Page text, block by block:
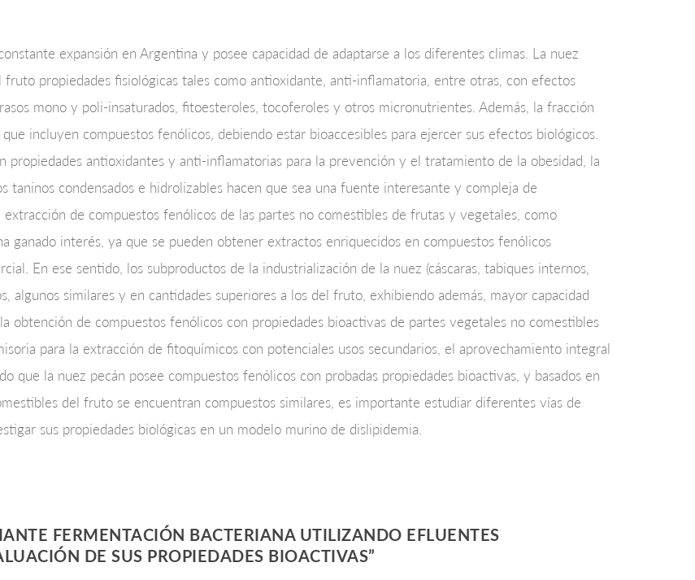
expansión en Argentina y posee capacidad de adaptarse a los diferentes climas. La nuez
propiedades fisiológicas tales como antioxidante, anti-inflamatoria, entre otras, con efectos
mono y poli-insaturados, fitoesteroles, tocoferoles y otros micronutrientes. Además, la fracción
incluyen compuestos fenólicos, debiendo estar bioaccesibles para ejercer sus efectos biológicos.
propiedades antioxidantes y anti-inflamatorias para la prevención y el tratamiento de la obesidad, la
taninos condensados e hidrolizables hacen que sea una fuente interesante y compleja de
de compuestos fenólicos de las partes no comestibles de frutas y vegetales, como
ganado interés, ya que se pueden obtener extractos enriquecidos en compuestos fenólicos
En ese sentido, los subproductos de la industrialización de la nuez (cáscaras, tabiques internos,
algunos similares y en cantidades superiores a los del fruto, exhibiendo además, mayor capacidad
obtención de compuestos fenólicos con propiedades bioactivas de partes vegetales no comestibles
para la extracción de fitoquímicos con potenciales usos secundarios, el aprovechamiento integral
que la nuez pecán posee compuestos fenólicos con probadas propiedades bioactivas, y basados en
del fruto se encuentran compuestos similares, es importante estudiar diferentes vías de
sus propiedades biológicas en un modelo murino de dislipidemia.
FERMENTACIÓN BACTERIANA UTILIZANDO EFLUENTES
DE SUS PROPIEDADES BIOACTIVAS”